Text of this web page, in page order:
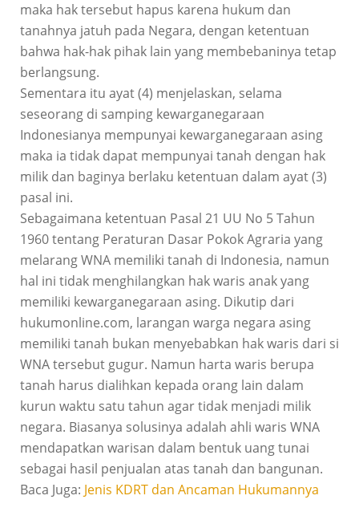
maka hak tersebut hapus karena hukum dan
tanahnya jatuh pada Negara, dengan ketentuan
bahwa hak-hak pihak lain yang membebaninya tetap
berlangsung.
Sementara itu ayat (4) menjelaskan, selama
seseorang di samping kewarganegaraan
Indonesianya mempunyai kewarganegaraan asing
maka ia tidak dapat mempunyai tanah dengan hak
milik dan baginya berlaku ketentuan dalam ayat (3)
pasal ini.
Sebagaimana ketentuan Pasal 21 UU No 5 Tahun
1960 tentang Peraturan Dasar Pokok Agraria yang
melarang WNA memiliki tanah di Indonesia, namun
hal ini tidak menghilangkan hak waris anak yang
memiliki kewarganegaraan asing. Dikutip dari
hukumonline.com, larangan warga negara asing
memiliki tanah bukan menyebabkan hak waris dari si
WNA tersebut gugur. Namun harta waris berupa
tanah harus dialihkan kepada orang lain dalam
kurun waktu satu tahun agar tidak menjadi milik
negara. Biasanya solusinya adalah ahli waris WNA
mendapatkan warisan dalam bentuk uang tunai
sebagai hasil penjualan atas tanah dan bangunan.
Baca Juga: Jenis KDRT dan Ancaman Hukumannya